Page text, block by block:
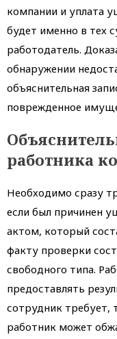
компании и уплата
будет именно в тех
работодатель.
обнаружении
объяснительная
поврежденное
работника
Необходимо сразу
если был причинен
актом, который
факту проверки
свободного типа.
предоставлять
сотрудник требует,
работник может